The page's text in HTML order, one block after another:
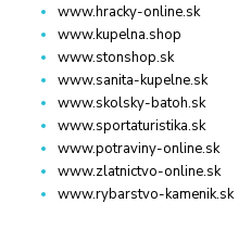
www.hracky-online.sk
www.kupelna.shop
www.stonshop.sk
www.sanita-kupelne.sk
www.skolsky-batoh.sk
www.sportaturistika.sk
www.potraviny-online.sk
www.zlatnictvo-online.sk
www.rybarstvo-kamenik.sk